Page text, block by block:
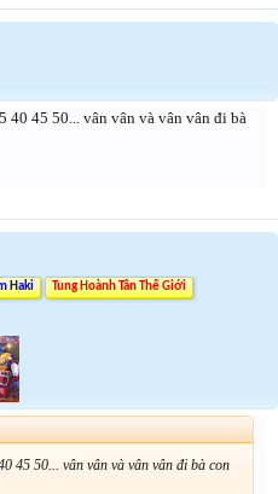
40 45 50... vân vân và vân vân đi bà
Haki Tung Hoành Tân Thế Giới
45 50... vân vân và vân vân đi bà con